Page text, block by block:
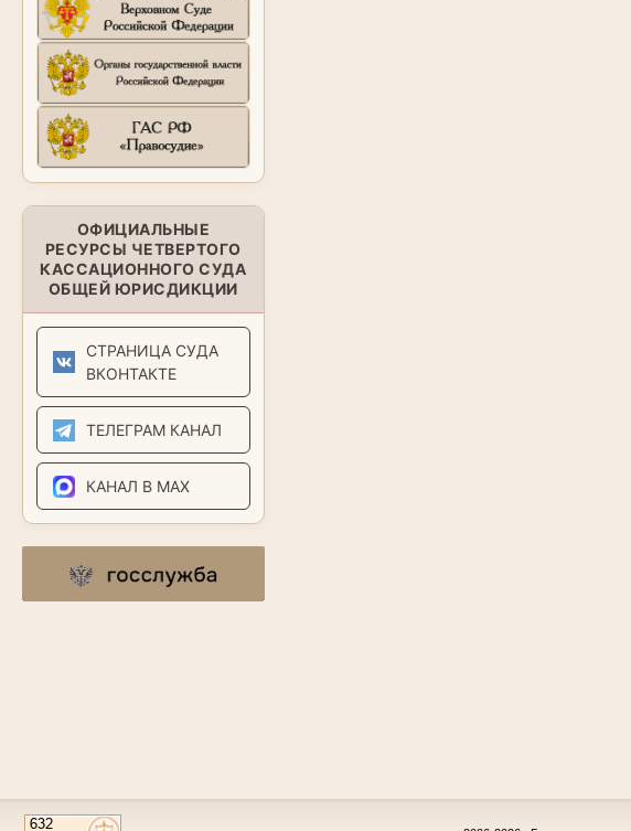
ОФИЦИАЛЬНЫЕ
РЕСУРСЫ ЧЕТВЕРТОГО
КАССАЦИОННОГО СУДА
ОБЩЕЙ ЮРИСДИКЦИИ
СТРАНИЦА СУДА
ВКОНТАКТЕ
ТЕЛЕГРАМ КАНАЛ
КАНАЛ В MAX